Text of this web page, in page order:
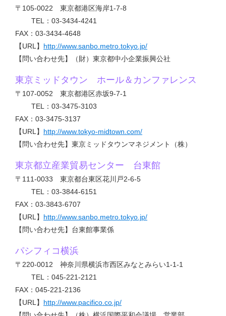
〒105-0022 東京都港区海岸1-7-8
TEL：03-3434-4241
FAX：03-3434-4648
【URL】 http://www.sanbo.metro.tokyo.jp/
【問い合わせ先】（財）東京都中小企業振興公社
東京ミッドタウン ホール＆カンファレンス
〒107-0052 東京都港区赤坂9-7-1
TEL：03-3475-3103
FAX：03-3475-3137
【URL】 http://www.tokyo-midtown.com/
【問い合わせ先】東京ミッドタウンマネジメント（株）
東京都立産業貿易センター 台東館
〒111-0033 東京都台東区花川戸2-6-5
TEL：03-3844-6151
FAX：03-3843-6707
【URL】 http://www.sanbo.metro.tokyo.jp/
【問い合わせ先】台東館事業係
パシフィコ横浜
〒220-0012 神奈川県横浜市西区みなとみらい1-1-1
TEL：045-221-2121
FAX：045-221-2136
【URL】 http://www.pacifico.co.jp/